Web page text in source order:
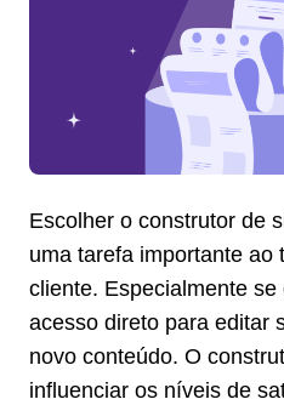
Escolher o construtor de
uma tarefa importante ao
cliente. Especialmente
acesso direto para editar
novo conteúdo. O
influenciar os níveis de